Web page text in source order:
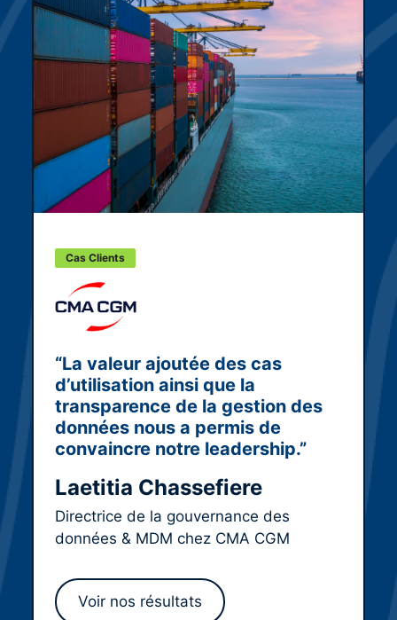
Cas Clients
“La valeur ajoutée des cas
d’utilisation ainsi que la
transparence de la gestion des
données nous a permis de
convaincre notre leadership.”
Laetitia Chassefiere
Directrice de la gouvernance des
données & MDM chez CMA CGM
Voir nos résultats